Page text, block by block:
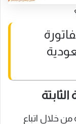
من خلال اتباع